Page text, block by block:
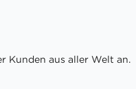
Kunden aus aller Welt an.